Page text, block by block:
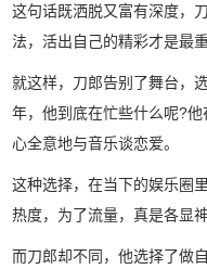
这句话既洒脱又富有深度，
法，活出自己的精彩才是最重
就这样，刀郎告别了舞台，
年，他到底在忙些什么呢?
心全意地与音乐谈恋爱。
这种选择，在当下的娱乐圈
热度，为了流量，真是各显
而刀郎却不同，他选择了做自